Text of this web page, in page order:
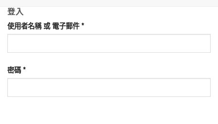
登入
使用者名稱 或 電子郵件*
密碼*